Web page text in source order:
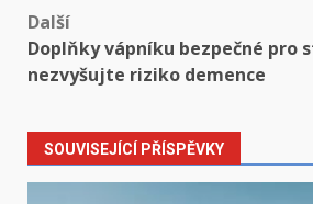
Další
Doplňky vápníku bezpečné pro
nezvyšujte riziko demence
SOUVISEJÍCÍ PŘÍSPĚVKY